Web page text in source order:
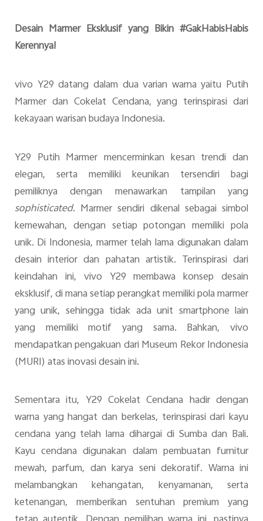
Desain Marmer Eksklusif yang Bikin #GakHabisHabis
Kerennya!
vivo Y29 datang dalam dua varian warna yaitu Putih
Marmer dan Cokelat Cendana, yang terinspirasi dari
kekayaan warisan budaya Indonesia.
Y29 Putih Marmer mencerminkan kesan trendi dan
elegan, serta memiliki keunikan tersendiri bagi
pemiliknya dengan menawarkan tampilan yang
sophisticated. Marmer sendiri dikenal sebagai simbol
kemewahan, dengan setiap potongan memiliki pola
unik. Di Indonesia, marmer telah lama digunakan dalam
desain interior dan pahatan artistik. Terinspirasi dari
keindahan ini, vivo Y29 membawa konsep desain
eksklusif, di mana setiap perangkat memiliki pola marmer
yang unik, sehingga tidak ada unit smartphone lain
yang memiliki motif yang sama. Bahkan, vivo
mendapatkan pengakuan dari Museum Rekor Indonesia
(MURI) atas inovasi desain ini.
Sementara itu, Y29 Cokelat Cendana hadir dengan
warna yang hangat dan berkelas, terinspirasi dari kayu
cendana yang telah lama dihargai di Sumba dan Bali.
Kayu cendana digunakan dalam pembuatan furnitur
mewah, parfum, dan karya seni dekoratif. Warna ini
melambangkan kehangatan, kenyamanan, serta
ketenangan, memberikan sentuhan premium yang